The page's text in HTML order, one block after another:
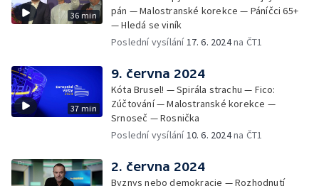
36 min
pán — Malostranské korekce — Páníčci 65+
— Hledá se viník
Poslední vysílání17. 6. 2024na ČT1
37 min
9. června 2024
Kóta Brusel! — Spirála strachu — Fico:
Zúčtování — Malostranské korekce —
Srnoseč — Rosnička
Poslední vysílání10. 6. 2024na ČT1
2. června 2024
Byznys nebo demokracie — Rozhodnutí